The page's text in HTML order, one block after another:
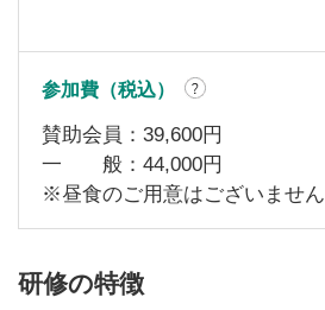
参加費（税込）
賛助会員： 39,600円
一 般： 44,000円
※昼食のご用意はございません
研修の特徴